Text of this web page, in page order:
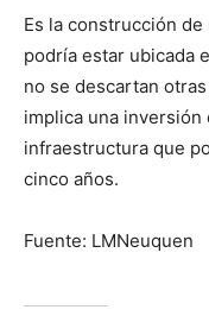
Es la construcción
podría estar ubicada
no se descartan
implica una inversión
infraestructura que
cinco años.
Fuente: LMNeuquen